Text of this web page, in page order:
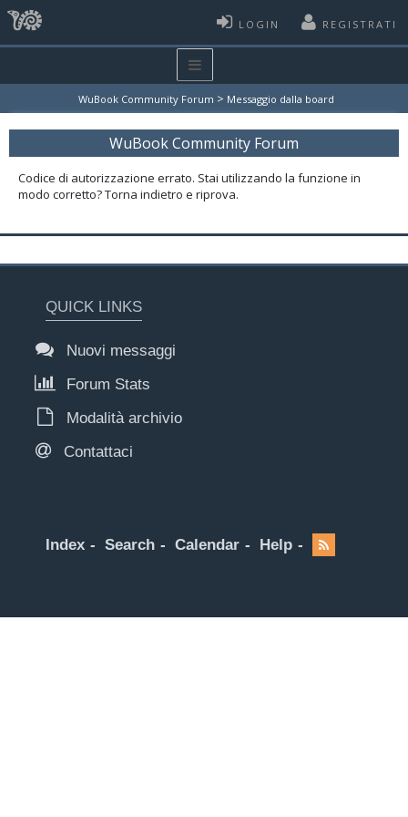
LOGIN REGISTRATI
WuBook Community Forum > Messaggio dalla board
WuBook Community Forum
Codice di autorizzazione errato. Stai utilizzando la funzione in
modo corretto? Torna indietro e riprova.
QUICK LINKS
Nuovi messaggi
Forum Stats
Modalità archivio
Contattaci
Index Search Calendar Help